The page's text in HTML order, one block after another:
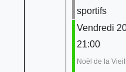
sportifs
Vendredi
21:00
Noël de la